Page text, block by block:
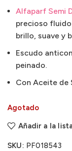
Alfaparf Semi
precioso
brillo, suave y
Escudo
peinado.
Con Aceite de
Agotado
Añadir a la
SKU: PF018543